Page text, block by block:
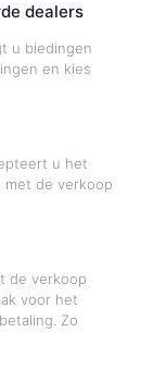
dealers
u biedingen
en kies
u het
met de verkoop
de verkoop
voor het
Zo